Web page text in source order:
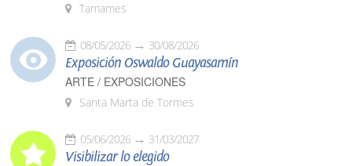
Tamames
08/05/2026 30/08/2026
Exposición Oswaldo Guayasamín
ARTE / EXPOSICIONES
Santa Marta de Tormes
05/06/2026 31/03/2027
Visibilizar lo elegido